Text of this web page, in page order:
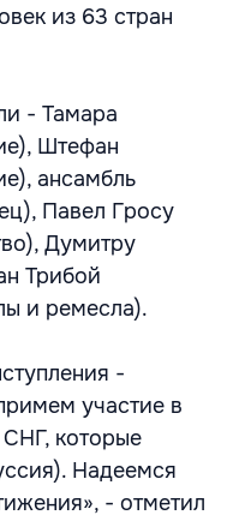
из 63 стран
- Тамара
Штефан
ансамбль
Павел Гросу
Думитру
Трибой
и ремесла).
-
участие в
которые
Надеемся
- отметил